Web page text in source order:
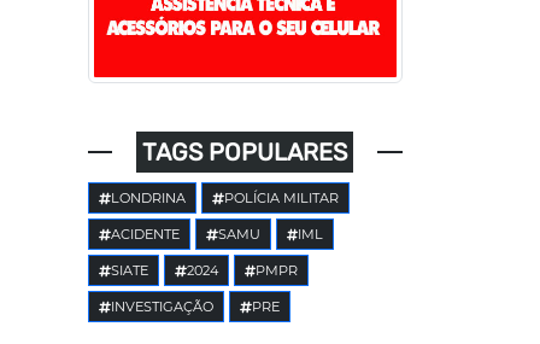
TAGS POPULARES
LONDRINA POLÍCIA MILITAR
ACIDENTE SAMU IML
SIATE 2024 PMPR
INVESTIGAÇÃO PRE